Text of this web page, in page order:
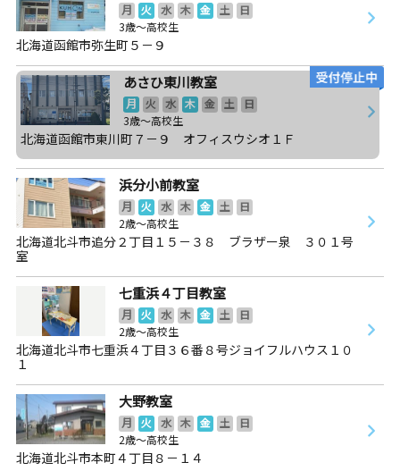
月 火 水 木 金 土
日
3歳～高校生
北海道函館市弥生町５－９
あさひ東川教室
月 火 水 木 金 土
日
3歳～高校生
北海道函館市東川町７－９ オフィスウシオ１Ｆ
浜分小前教室
月 火 水 木 金 土
日
2歳～高校生
北海道北斗市追分２丁目１５－３８ ブラザー泉 ３０１号
室
七重浜４丁目教室
月 火 水 木 金 土
日
2歳～高校生
北海道北斗市七重浜４丁目３６番８号ジョイフルハウス１０
１
大野教室
月 火 水 木 金 土
日
2歳～高校生
北海道北斗市本町４丁目８－１４